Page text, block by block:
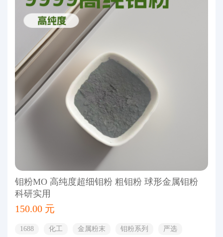
钼粉MO 高纯度超细钼粉 粗钼粉 球形金属钼粉
科研实用
150.00 元
1688 化工 金属粉末 钼粉系列
严选